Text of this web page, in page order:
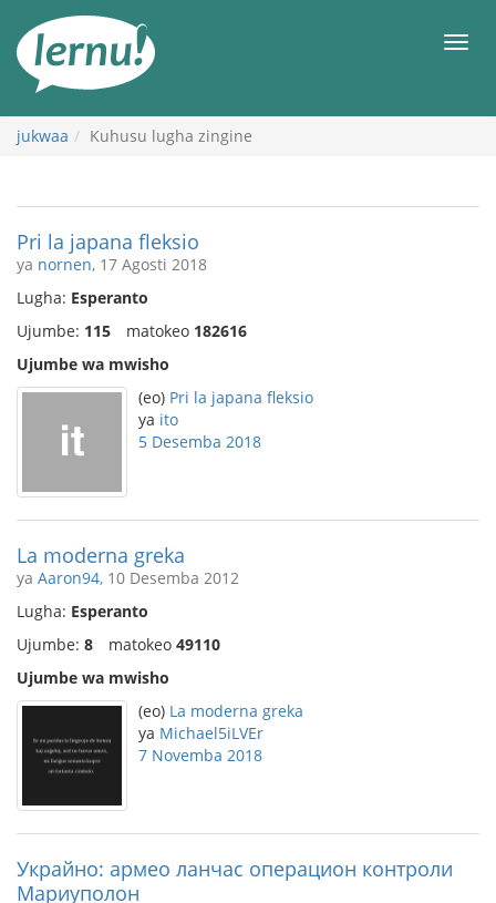
maudhui
jukwaa Kuhusu lugha zingine
Pri la japana fleksio
ya nornen, 17 Agosti 2018
Lugha: Esperanto
Ujumbe: 115 matokeo 182616
Ujumbe wa mwisho
(eo) Pri la japana fleksio
ya ito
5 Desemba 2018
La moderna greka
ya Aaron94, 10 Desemba 2012
Lugha: Esperanto
Ujumbe: 8 matokeo 49110
Ujumbe wa mwisho
(eo) La moderna greka
ya Michael5iLVEr
7 Novemba 2018
Украйно: армео ланчас операцион контроли
Мариуполон